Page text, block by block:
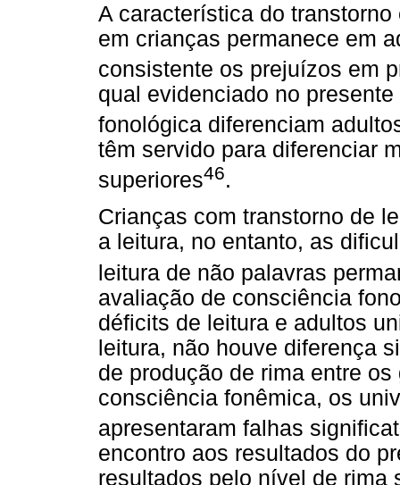
A característica do
em crianças permanece em
consistente os prejuízos em
qual evidenciado no
fonológica diferenciam
têm servido para diferenciar
superiores46.
Crianças com transtorno de
a leitura, no entanto, as
leitura de não palavras
avaliação de consciência
déficits de leitura e adultos
leitura, não houve diferença
de produção de rima entre
consciência fonêmica, os
apresentaram falhas
encontro aos resultados do
resultados pelo nível de rima